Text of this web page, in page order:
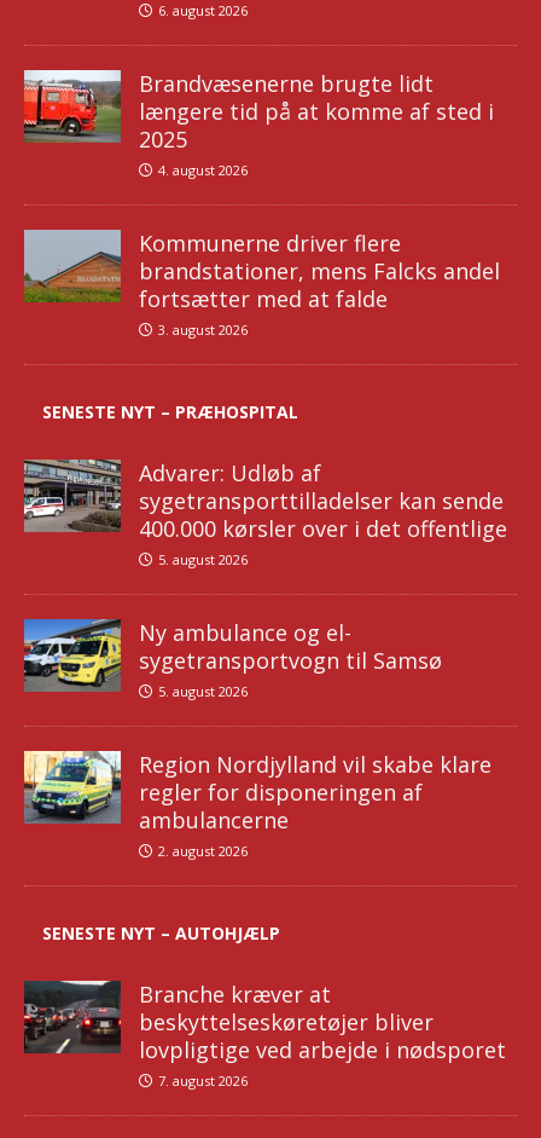
6. august 2026
Brandvæsenerne brugte lidt
længere tid på at komme af sted i
2025
4. august 2026
Kommunerne driver flere
brandstationer, mens Falcks andel
fortsætter med at falde
3. august 2026
SENESTE NYT – PRÆHOSPITAL
Advarer: Udløb af
sygetransporttilladelser kan sende
400.000 kørsler over i det offentlige
5. august 2026
Ny ambulance og el-
sygetransportvogn til Samsø
5. august 2026
Region Nordjylland vil skabe klare
regler for disponeringen af
ambulancerne
2. august 2026
SENESTE NYT – AUTOHJÆLP
Branche kræver at
beskyttelseskøretøjer bliver
lovpligtige ved arbejde i nødsporet
7. august 2026